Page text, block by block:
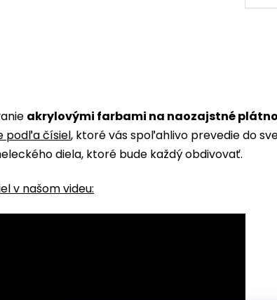
akrylovými farbami na naozajstné plátno
podľa čísiel, ktoré vás spoľahlivo prevedie do
diela, ktoré bude každý obdivovať.
v našom videu: